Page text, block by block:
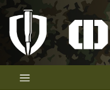
Скип
цонтент
Први војни канал у